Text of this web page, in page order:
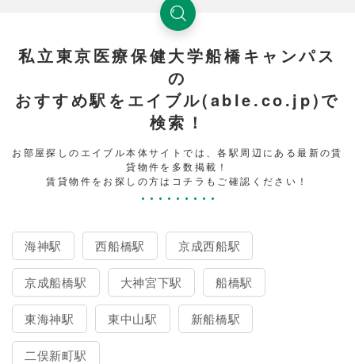
私立東京医療保健大学船橋キャンパス
の
おすすめ駅をエイブル(able.co.jp)で
検索！
お部屋探しのエイブル本体サイトでは、各駅周辺にある最新の賃
貸物件を多数掲載！
賃貸物件をお探しの方はコチラもご確認ください！
海神駅 西船橋駅 京成西船駅
京成船橋駅 大神宮下駅 船橋駅
東海神駅 東中山駅 新船橋駅
二俣新町駅